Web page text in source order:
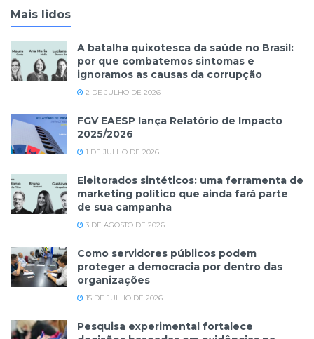
Mais lidos
A batalha quixotesca da saúde no Brasil:
por que combatemos sintomas e
ignoramos as causas da corrupção
2 DE JULHO DE 2026
FGV EAESP lança Relatório de Impacto
2025/2026
1 DE JULHO DE 2026
Eleitorados sintéticos: uma ferramenta de
marketing político que ainda fará parte
de sua campanha
3 DE AGOSTO DE 2026
Como servidores públicos podem
proteger a democracia por dentro das
organizações
15 DE JULHO DE 2026
Pesquisa experimental fortalece